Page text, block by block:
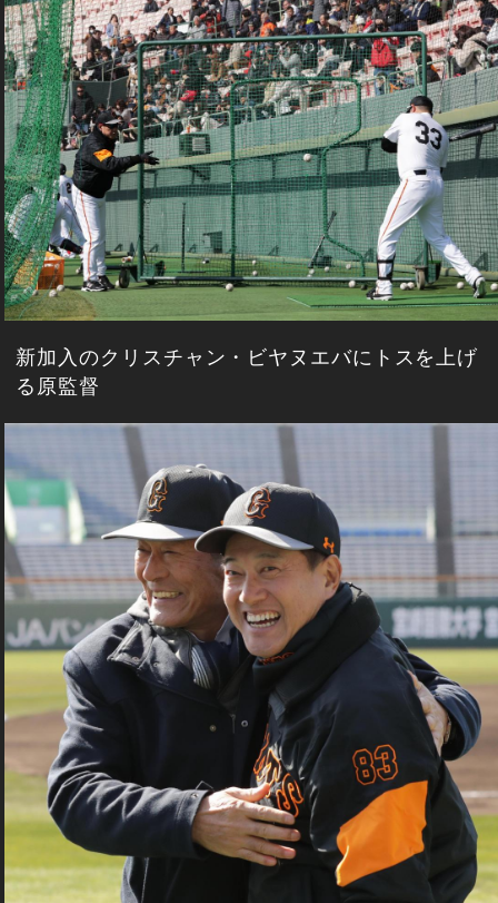
新加入のクリスチャン・ビヤヌエバにトスを上げ
る原監督